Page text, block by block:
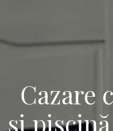
Cazare
si